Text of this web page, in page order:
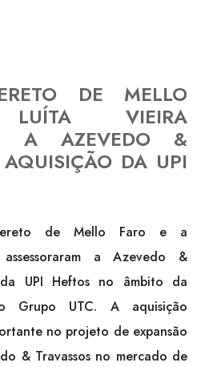
DE MELLO
VIEIRA
A AZEVEDO &
DA UPI
de Mello Faro e a
a Azevedo &
UPI Heftos no âmbito da
Grupo UTC. A aquisição
no projeto de expansão
& Travassos no mercado de